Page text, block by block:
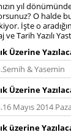
yıl
O halde
İşte o
ve Tarih Yazılı
Üzerine
Üzerine
üzerine